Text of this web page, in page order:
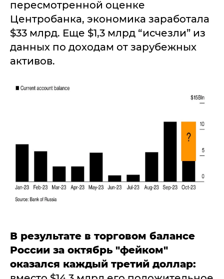
пересмотренной оценке
Центробанка, экономика заработала
$33 млрд. Еще $1,3 млрд “исчезли” из
данных по доходам от зарубежных
активов.
В результате в торговом балансе
России за октябрь "фейком"
оказался каждый третий доллар: